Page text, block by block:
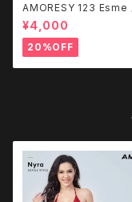
AMORESY 123 Esme
ーハイレグバックレス水着
ホリック コラボ商品）
¥4,000
20%OFF